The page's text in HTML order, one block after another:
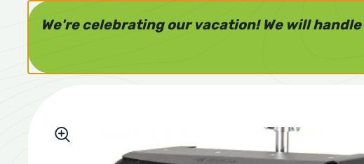
We're celebrating our vacation! We will